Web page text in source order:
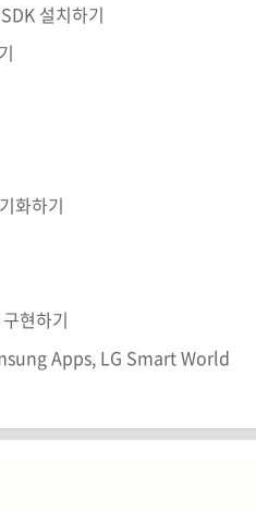
설치하기
화하기
현하기
Apps, LG Smart World